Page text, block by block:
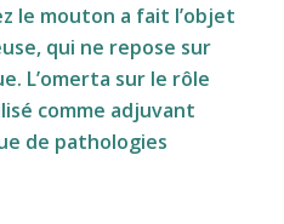
le mouton a fait l’objet
qui ne repose sur
L’omerta sur le rôle
comme adjuvant
de pathologies